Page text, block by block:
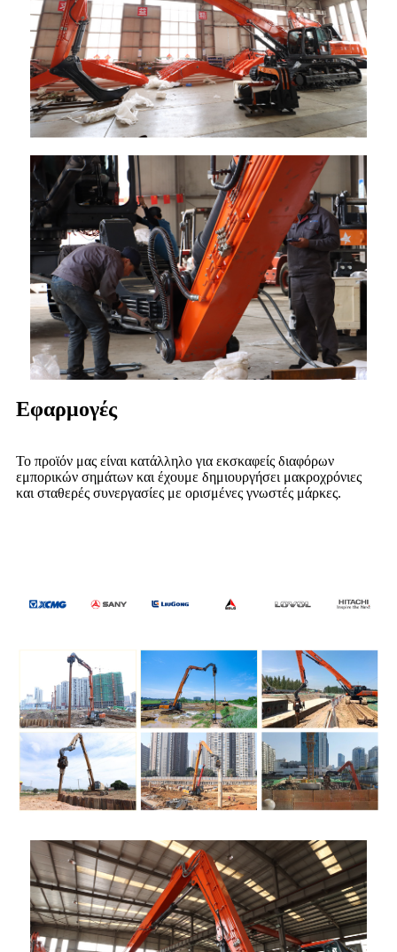
Εφαρμογές
Το προϊόν μας είναι κατάλληλο για εκσκαφείς διαφόρων
εμπορικών σημάτων και έχουμε δημιουργήσει μακροχρόνιες
και σταθερές συνεργασίες με ορισμένες γνωστές μάρκες.